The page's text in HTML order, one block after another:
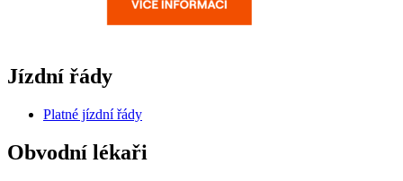
Jízdní řády
Platné jízdní řády
Obvodní lékaři